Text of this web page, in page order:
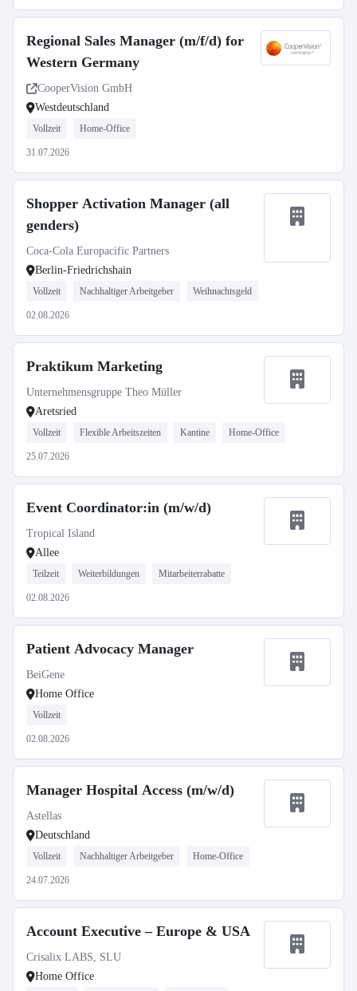
Regional Sales Manager (m/f/d) for
Western Germany
CooperVision GmbH
Westdeutschland
Vollzeit Home-Office
31.07.2026
Shopper Activation Manager (all
genders)
Coca-Cola Europacific Partners
Berlin-Friedrichshain
Vollzeit Nachhaltiger Arbeitgeber Weihnachtsgeld
02.08.2026
Praktikum Marketing
Unternehmensgruppe Theo Müller
Aretsried
Vollzeit Flexible Arbeitszeiten Kantine Home-Office
25.07.2026
Event Coordinator:in (m/w/d)
Tropical Island
Allee
Teilzeit Weiterbildungen Mitarbeiterrabatte
02.08.2026
Patient Advocacy Manager
BeiGene
Home Office
Vollzeit
02.08.2026
Manager Hospital Access (m/w/d)
Astellas
Deutschland
Vollzeit Nachhaltiger Arbeitgeber Home-Office
24.07.2026
Account Executive – Europe & USA
Crisalix LABS, SLU
Home Office